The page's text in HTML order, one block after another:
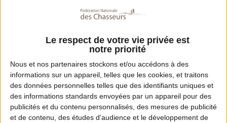
Le respect de votre vie privée est
notre priorité
Nous et nos partenaires stockons et/ou accédons à des
informations sur un appareil, telles que les cookies, et traitons
des données personnelles telles que des identifiants uniques et
des informations standards envoyées par un appareil pour des
publicités et du contenu personnalisés, des mesures de publicité
et de contenu, des études d'audience et le développement de
03 84 75 08 92
Email :
fdc70@fdchasseurs70.fr
Site Internet :
www.fdchasseurs70.fr